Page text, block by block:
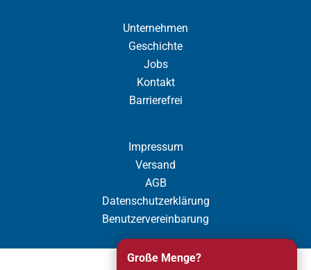
Große Menge?
Unternehmen
Geschichte
Jobs
Kontakt
Barrierefrei
Impressum
Versand
AGB
Datenschutzerklärung
Benutzervereinbarung
Cookie Einstellung anzeigen